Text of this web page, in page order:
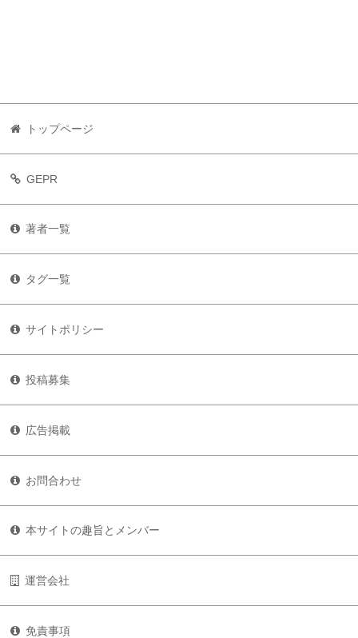
トップページ
GEPR
著者一覧
タグ一覧
サイトポリシー
投稿募集
広告掲載
お問合わせ
本サイトの趣旨とメンバー
運営会社
免責事項